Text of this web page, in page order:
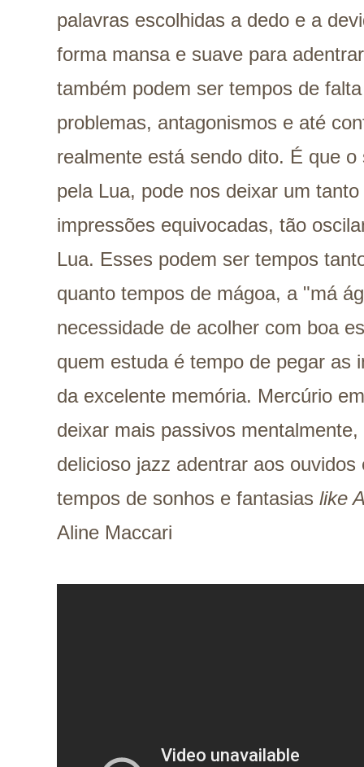
palavras escolhidas a dedo e a
forma mansa e suave para
também podem ser tempos de
problemas, antagonismos e até
realmente está sendo dito. É que
pela Lua, pode nos deixar um
impressões equivocadas, tão
Lua. Esses podem ser tempos
quanto tempos de mágoa, a "má
necessidade de acolher com boa
quem estuda é tempo de pegar as
da excelente memória. Mercúrio
deixar mais passivos
delicioso jazz adentrar aos
tempos de sonhos e fantasias like
Aline Maccari